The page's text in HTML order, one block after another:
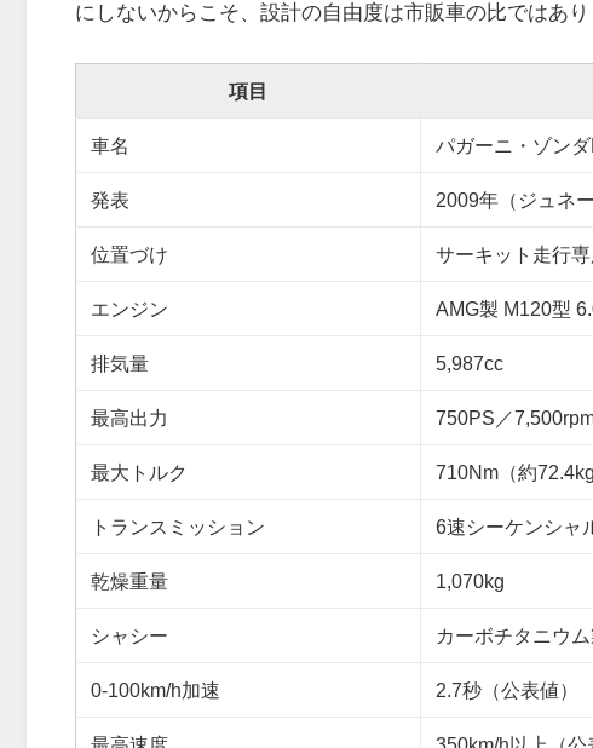
にしないからこそ、設計の自由度は市販車の比ではあり
項目
車名 パガーニ・ゾン
発表 2009年（ジュネ
位置づけ サーキット走行専
エンジン AMG製 M120型
排気量 5,987cc
最高出力 750PS／
最大トルク 710Nm（約
トランスミッション 6速シーケンシャ
乾燥重量 1,070kg
シャシー カーボチタニウ
0-100km/h加速 2.7秒（公表値）
最高速度 350km/h以上（公